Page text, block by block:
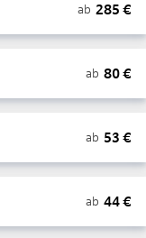
ab 285 €
ab 80€
ab 53 €
ab 44€